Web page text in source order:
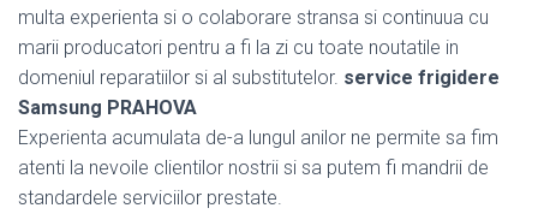
multa experienta si o colaborare stransa si continuua cu
marii producatori pentru a fi la zi cu toate noutatile in
domeniul reparatiilor si al substitutelor. service frigidere
Samsung PRAHOVA
Experienta acumulata de-a lungul anilor ne permite sa fim
atenti la nevoile clientilor nostrii si sa putem fi mandrii de
standardele serviciilor prestate.